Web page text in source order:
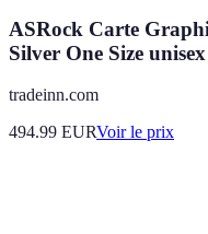
ASRock Carte
Silver One Size unisex
tradeinn.com
494.99 EURVoir le prix